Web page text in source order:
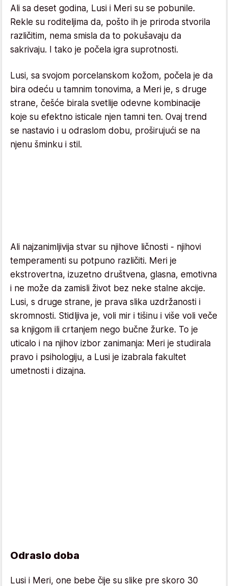
Ali sa deset godina, Lusi i Meri su se pobunile.
Rekle su roditeljima da, pošto ih je priroda stvorila
različitim, nema smisla da to pokušavaju da
sakrivaju. I tako je počela igra suprotnosti.
Lusi, sa svojom porcelanskom kožom, počela je da
bira odeću u tamnim tonovima, a Meri je, s druge
strane, češće birala svetlije odevne kombinacije
koje su efektno isticale njen tamni ten. Ovaj trend
se nastavio i u odraslom dobu, proširujući se na
njenu šminku i stil.
Ali najzanimljivija stvar su njihove ličnosti - njihovi
temperamenti su potpuno različiti. Meri je
ekstrovertna, izuzetno društvena, glasna, emotivna
i ne može da zamisli život bez neke stalne akcije.
Lusi, s druge strane, je prava slika uzdržanosti i
skromnosti. Stidljiva je, voli mir i tišinu i više voli veče
sa knjigom ili crtanjem nego bučne žurke. To je
uticalo i na njihov izbor zanimanja: Meri je studirala
pravo i psihologiju, a Lusi je izabrala fakultet
umetnosti i dizajna.
Odraslo doba
Lusi i Meri, one bebe čije su slike pre skoro 30